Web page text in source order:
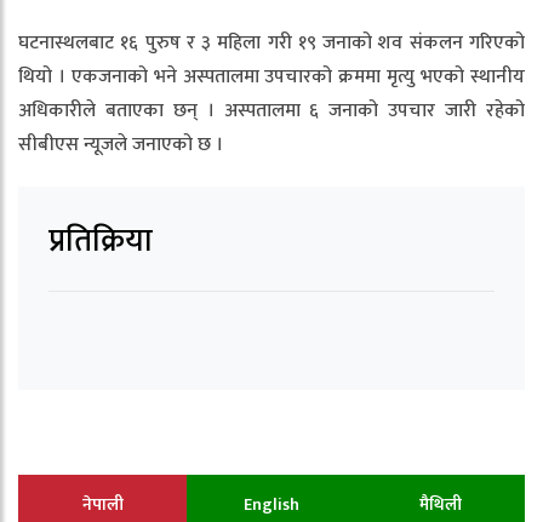
घटनास्थलबाट १६ पुरुष र ३ महिला गरी १९ जनाको शव संकलन गरिएको
थियो । एकजनाको भने अस्पतालमा उपचारको क्रममा मृत्यु भएको स्थानीय
अधिकारीले बताएका छन् । अस्पतालमा ६ जनाको उपचार जारी रहेको
सीबीएस न्यूजले जनाएको छ ।
प्रतिक्रिया
नेपाली English मैथिली